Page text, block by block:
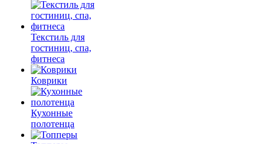
Текстиль для
гостиниц, спа,
фитнеса
Коврики
Кухонные
полотенца